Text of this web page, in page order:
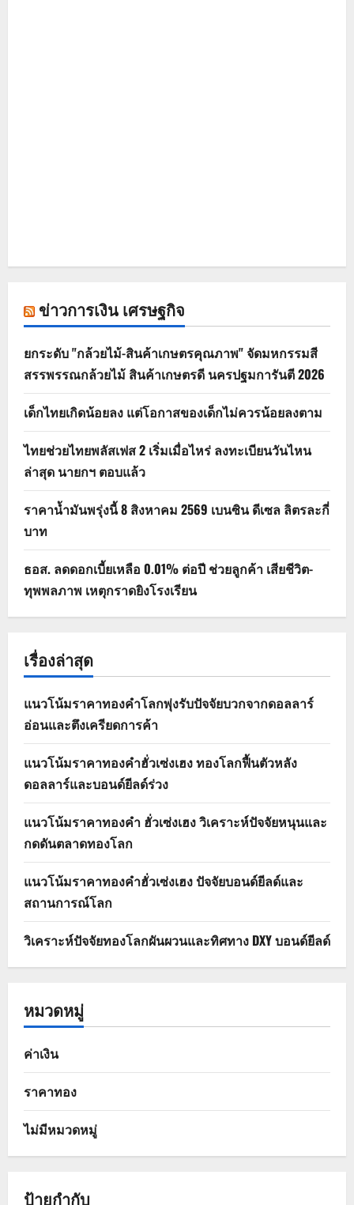
ข่าวการเงิน เศรษฐกิจ
ยกระดับ "กล้วยไม้-สินค้าเกษตรคุณภาพ" จัดมหกรรมสี
สรรพรรณกล้วยไม้ สินค้าเกษตรดี นครปฐมการันตี 2026
เด็กไทยเกิดน้อยลง แต่โอกาสของเด็กไม่ควรน้อยลงตาม
ไทยช่วยไทยพลัสเฟส 2 เริ่มเมื่อไหร่ ลงทะเบียนวันไหน
ล่าสุด นายกฯ ตอบแล้ว
ราคาน้ำมันพรุ่งนี้ 8 สิงหาคม 2569 เบนซิน ดีเซล ลิตรละกี่
บาท
ธอส. ลดดอกเบี้ยเหลือ 0.01% ต่อปี ช่วยลูกค้า เสียชีวิต-
ทุพพลภาพ เหตุกราดยิงโรงเรียน
เรื่องล่าสุด
แนวโน้มราคาทองคำโลกพุ่งรับปัจจัยบวกจากดอลลาร์
อ่อนและตึงเครียดการค้า
แนวโน้มราคาทองคำฮั่วเซ่งเฮง ทองโลกฟื้นตัวหลัง
ดอลลาร์และบอนด์ยีลด์ร่วง
แนวโน้มราคาทองคำ ฮั่วเซ่งเฮง วิเคราะห์ปัจจัยหนุนและ
กดดันตลาดทองโลก
แนวโน้มราคาทองคำฮั่วเซ่งเฮง ปัจจัยบอนด์ยีลด์และ
สถานการณ์โลก
วิเคราะห์ปัจจัยทองโลกผันผวนและทิศทาง DXY บอนด์ยีลด์
หมวดหมู่
ค่าเงิน
ราคาทอง
ไม่มีหมวดหมู่
ป้ายกำกับ